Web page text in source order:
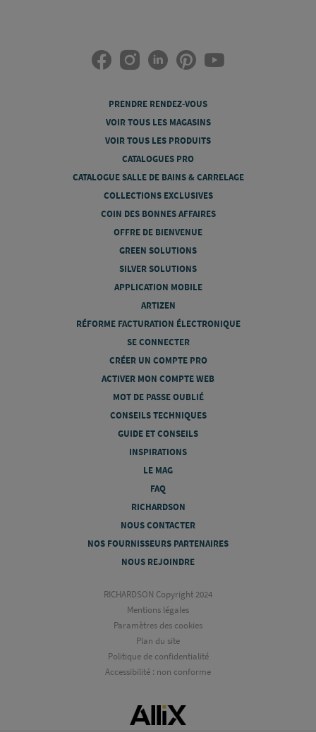
PRENDRE RENDEZ-VOUS
VOIR TOUS LES MAGASINS
VOIR TOUS LES PRODUITS
CATALOGUES PRO
CATALOGUE SALLE DE BAINS & CARRELAGE
COLLECTIONS EXCLUSIVES
COIN DES BONNES AFFAIRES
OFFRE DE BIENVENUE
GREEN SOLUTIONS
SILVER SOLUTIONS
APPLICATION MOBILE
ARTIZEN
RÉFORME FACTURATION ÉLECTRONIQUE
SE CONNECTER
CRÉER UN COMPTE PRO
ACTIVER MON COMPTE WEB
MOT DE PASSE OUBLIÉ
CONSEILS TECHNIQUES
GUIDE ET CONSEILS
INSPIRATIONS
LE MAG
FAQ
RICHARDSON
NOUS CONTACTER
NOS FOURNISSEURS PARTENAIRES
NOUS REJOINDRE
RICHARDSON Copyright 2024
Mentions légales
Paramètres des cookies
Plan du site
Politique de confidentialité
Accessibilité : non conforme